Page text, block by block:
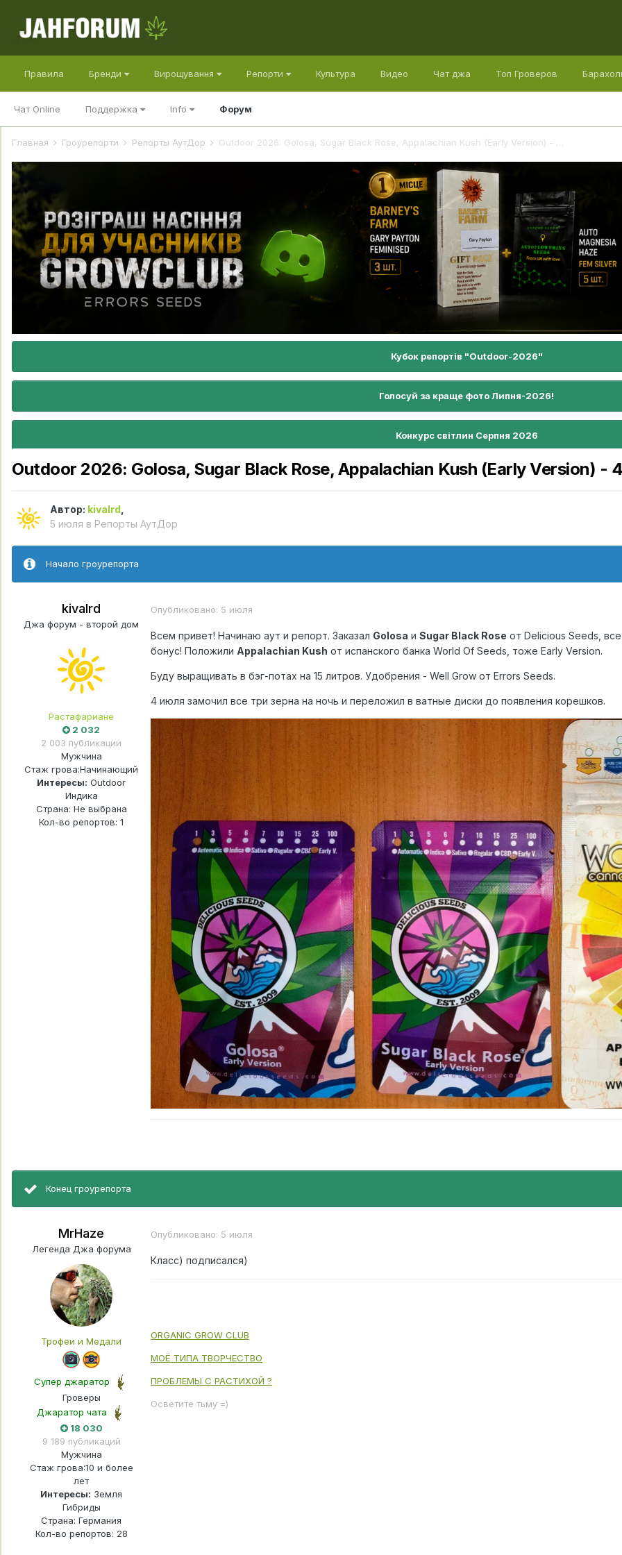
Правила Бренди Вирощування Репорти Культура Видео Чат джа Топ Гроверов
Чат Online Поддержка Info Форум
Главная Гроурепорти Репорты АутДор
Кубок репортів "Outdoor-2026"
Голосуй за краще фото Липня-2026!
Конкурс світлин Серпня 2026
Outdoor 2026: Golosa, Sugar Black Rose, Appalachian Kush (Early Version) -
Автор: kivalrd
5 июля в Репорты АутДор
Начало гроурепорта
kivalrd
Джа форум - второй дом
Растафариане
2 032
2 003 публикации
Мужчина
Стаж грова:Начинающий
Интересы: Outdoor
Индика
Страна: Не выбрана
Кол-во репортов: 1
Опубликовано: 5 июля
Всем привет! Начинаю аут и репорт. Заказал Golosa и Sugar Black Rose от Delicious Seeds,
бонус! Положили Appalachian Kush от испанского банка World Of Seeds, тоже Early Version.
Буду выращивать в бэг-потах на 15 литров. Удобрения - Well Grow от Errors Seeds.
4 июля замочил все три зерна на ночь и переложил в ватные диски до появления корешков.
Конец гроурепорта
MrHaze
Легенда Джа форума
Трофеи и Медали
Супер джаратор
Гроверы
Джаратор чата
18 030
9 189 публикаций
Мужчина
Стаж грова:10 и более
лет
Интересы: Земля
Гибриды
Страна: Германия
Кол-во репортов: 28
Опубликовано: 5 июля
Класс) подписался)
ORGANIC GROW CLUB
МОЁ ТИПА ТВОРЧЕСТВО
ПРОБЛЕМЫ С РАСТИХОЙ ?
Осветите тьму =)